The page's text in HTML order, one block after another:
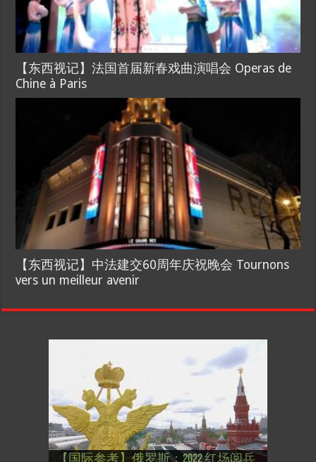
【东西视记】法国首届新春戏曲演唱会 Operas de
Chine à Paris
【东西视记】中法建交60周年庆祝晚会 Tournons
vers un meilleur avenir
【国际参考】”戏剧性“服装设计师